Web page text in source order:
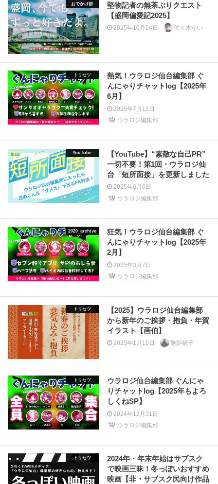
おでかけ部
堅物記者の無茶ぶりクエスト
【盛岡偏愛記2025】
2025年10月24日 佐々木かい
トリセツ
熱気！ウラロジ仙台編集部 ぐ
んにゃりチャットlog【2025年
6月】
2025年7月11日
ウラロジ編集部
YouTube
【YouTube】“素敵な自己PR”
一切不要！第1回・ウラロジ仙
台「短所面接」を更新しました
2025年6月6日
ウラロジ編集部
2020_archive
狂気！ウラロジ仙台編集部 ぐ
んにゃりチャットlog【2025年
2月】
2025年3月7日
ウラロジ編集部
トリセツ
【2025】ウラロジ仙台編集部
から新年のご挨拶・抱負・年賀
イラスト【画伯】
2025年1月10日 艶姫猫子
トリセツ
ウラロジ仙台編集部 ぐんにゃ
りチャットlog【2025年もよろ
しくねSP】
2024年12月31日
ウラロジ編集部
トリセツ
2024年・年末年始はサブスク
で映画三昧！冬っぽいおすすめ
映画【非・サブスク民向け作品